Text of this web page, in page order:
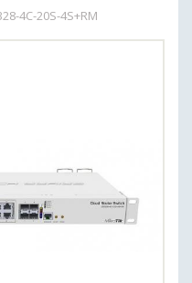
4C-20S-4S+RM